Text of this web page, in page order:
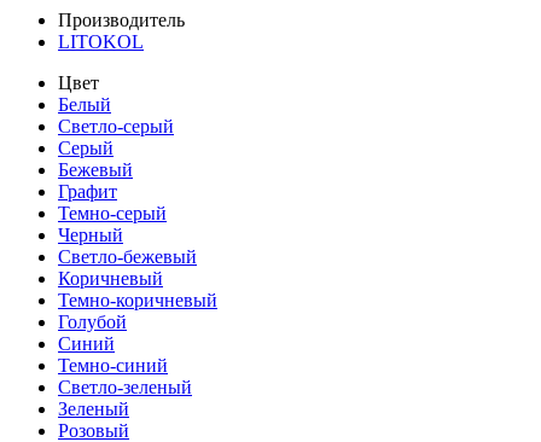
Производитель
LITOKOL
Цвет
Белый
Светло-серый
Серый
Бежевый
Графит
Темно-серый
Черный
Светло-бежевый
Коричневый
Темно-коричневый
Голубой
Синий
Темно-синий
Светло-зеленый
Зеленый
Розовый